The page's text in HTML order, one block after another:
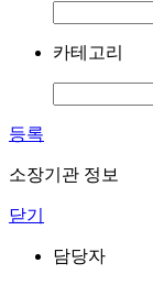
카테고리
등록
소장기관 정보
닫기
담당자